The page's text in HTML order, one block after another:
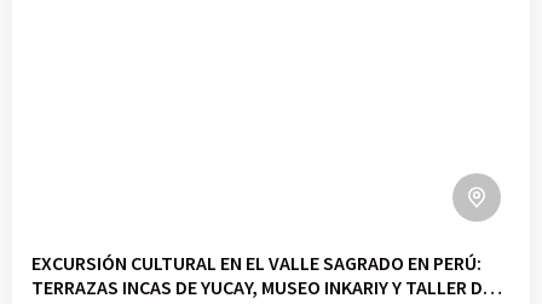
EXCURSIÓN CULTURAL EN EL VALLE SAGRADO EN PERÚ:
TERRAZAS INCAS DE YUCAY, MUSEO INKARIY Y TALLER DE